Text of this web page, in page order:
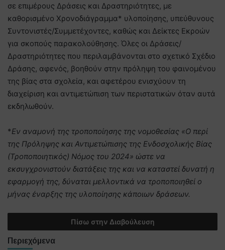
σε επιμέρους Δράσεις και Δραστηριότητες, με
καθορισμένο Χρονοδιάγραμμα* υλοποίησης, υπεύθυνους
Συντονιστές/Συμμετέχοντες, καθώς και Δείκτες Εκροών
για σκοπούς παρακολούθησης. Όλες οι Δράσεις/
Δραστηριότητες που περιλαμβάνονται στο σχετικό Σχέδιο
Δράσης, αφενός, βοηθούν στην πρόληψη του φαινομένου
της βίας στα σχολεία, και αφετέρου ενισχύουν τη
διαχείριση και αντιμετώπιση των περιστατικών όταν αυτά
εκδηλωθούν.
*Εν αναμονή της τροποποίησης της νομοθεσίας «Ο περί
της Πρόληψης και Αντιμετώπισης της Ενδοσχολικής Βίας
(Τροποποιητικός) Νόμος του 2024» ώστε να
εκσυγχρονιστούν διατάξεις της και να καταστεί δυνατή η
εφαρμογή της, δύναται μελλοντικά να τροποποιηθεί ο
μήνας έναρξης της υλοποίησης κάποιων δράσεων.
Πίσω στην Διαβούλευση
Περιεχόμενα